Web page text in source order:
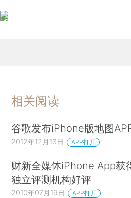
相关阅读
谷歌发布iPhone版地图
2012年12月13日 APP打开
财新全媒体iPhone App获
独立评测机构好评
2010年07月19日 APP打开